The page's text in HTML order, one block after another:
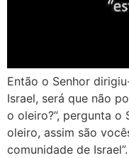
Então o Senhor
Israel, será que não
o oleiro?”, pergunta o
oleiro, assim são
comunidade de